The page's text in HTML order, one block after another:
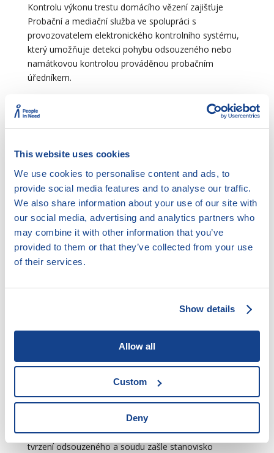
This website uses cookies
We use cookies to personalise content and ads, to
provide social media features and to analyse our traffic.
We also share information about your use of our site with
our social media, advertising and analytics partners who
may combine it with other information that you’ve
provided to them or that they’ve collected from your use
of their services.
Show details
Allow all
Custom
Deny
Kontrolu výkonu trestu domácího vězení zajišťuje
Probační a mediační služba ve spolupráci s
provozovatelem elektronického kontrolního systému,
který umožňuje detekci pohybu odsouzeného nebo
namátkovou kontrolou prováděnou probačním
úředníkem.
součinnost. Součinnost odsouzeného spočívá zejména
v umožnění kontroly přítomnosti odsouzeného v místě
včetně umožnění jeho vstupu do obydlí odsouzeného
a ve spolupráci při plnění soudem uložených
přiměřených omezení a přiměřených povinností
směřujících k tomu, aby odsouzený vedl řádný život,
při plnění výchovných opatření a při kontrole, zda
odsouzený nahrazuje způsobenou škodu. Je-li
odsouzenému známo, že nebude moci plnit podmínky
výkonu trestu domácího vězení v stanoveném místě a
čase, oznámí tuto skutečnost neprodleně probačnímu
vlastních zjištěních k důvodům neplnění podmínek
Nedodržuje-li odsouzený stanovené podmínky
domácího vězení a uložená přiměřená omezení a
přiměřené povinnosti, sdělí tuto skutečnost
provozovatel elektronického kontrolního systému nebo
probační úředník vykonávající kontrolu bezodkladně
soudu, který výkon trestu nařídil. Probační úředník
projedná porušení podmínek s odsouzeným, prověří
tvrzení odsouzeného a soudu zašle stanovisko